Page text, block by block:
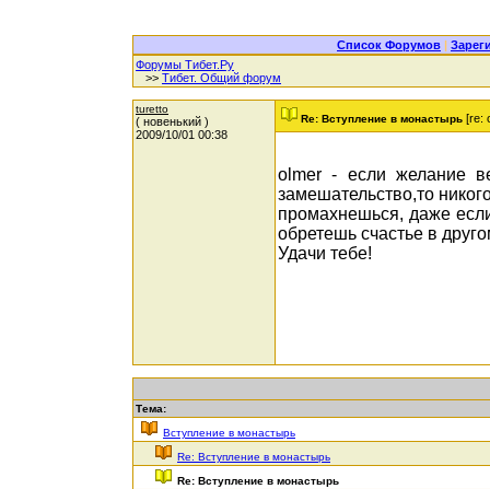
Список Форумов |
Форумы Тибет.Ру
>> Тибет. Общий форум
turetto
( новенький )
2009/10/01 00:38
Re: Вступление в монастырь [re:
olmer - если желание
замешательство,то
промахнешься, даже
обретешь счастье в
Удачи тебе!
Тема:
Вступление в монастырь
Re: Вступление в монастырь
Re: Вступление в монастырь